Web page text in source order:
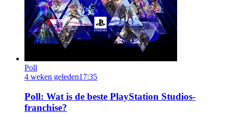
Poll
4 weken geleden17:35
Poll: Wat is de beste PlayStation Studios-
franchise?